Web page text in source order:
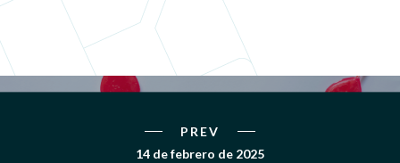
PREV
14 de febrero de 2025